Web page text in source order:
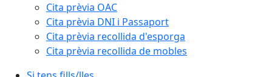
Cita prèvia OAC
Cita prèvia DNI i Passaport
Cita prèvia recollida d'esporga
Cita prèvia recollida de mobles